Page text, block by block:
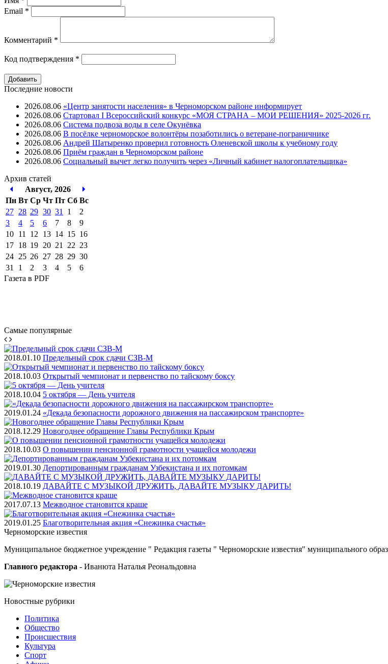
Email *
Комментарий *
Код подтверждения *
Последние новости
2026.08.06 «Центр занятости населения» в Черноморском районе информирует
2026.08.06 Стартовал I Всероссийский конкурс «МОЯ СТРАНА – МОИ РЕШЕНИЯ» 2025-2026 гг.
2026.08.06 Система подвоза воды в селе Окунёвка
2026.08.06 В посёлке черноморское волонтёры позаботились о ветеране-пограничнике
2026.08.06 Андрей Шатыренко проверил готовность Оленевской школы к учебному году
2026.08.06 Приём граждан в Черноморском районе
2026.08.06 Социальный вычет легко получить через «Личный кабинет налогоплательщика»
Архив статей
Август, 2026
Пн Вт Ср Чт Пт Cб Вс
27 28 29 30 31 1
2
3
4 5 6 7 8
9
10 11 12 13 14 15 16
17 18 19 20 21 22 23
24 25 26 27 28 29 30
31
1 2 3 4 5
6
Газета в PDF
Самые популярные
2018.01.10 Предельный срок сдачи СЗВ-М
2018.10.03 Открытый чемпионат и первенство по тайскому боксу
2018.10.04 5 октября — День учителя
2019.01.24 «Декада безопасности дорожного движения на пассажирском транспорте»
2018.12.29 Новогоднее обращение Главы Республики Крым
2018.10.03 О повышении пенсионной грамотности учащейся молодежи
2019.01.30 Депортированным гражданам Узбекистана и их потомкам
2018.10.19 ДАВАЙТЕ С МУЗЫКОЙ ДРУЖИТЬ, ДАВАЙТЕ МУЗЫКУ ДАРИТЬ!
2017.07.13 Межводное становится краше
2019.01.25 Благотворительная акция «Снежинка счастья»
Черноморские известия
Муниципальное бюджетное учреждение " Редакция газеты " Черноморские известия" муниципального
Главного редактора - Иванюта Наталья Реональдовна
Новостные рубрики
Политика
Общество
Проиcшествия
Культура
Спорт